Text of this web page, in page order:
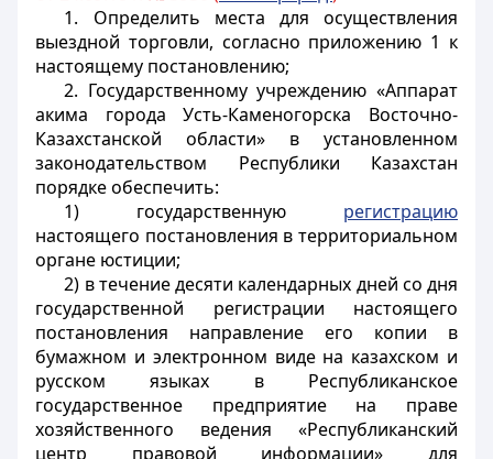
1. Определить места для осуществления
выездной торговли, согласно приложению 1 к
настоящему постановлению;
2. Государственному учреждению «Аппарат
акима города Усть-Каменогорска Восточно-
Казахстанской области» в установленном
законодательством Республики Казахстан
порядке обеспечить:
1) государственную регистрацию
настоящего постановления в территориальном
органе юстиции;
2) в течение десяти календарных дней со дня
государственной регистрации настоящего
постановления направление его копии в
бумажном и электронном виде на казахском и
русском языках в Республиканское
государственное предприятие на праве
хозяйственного ведения «Республиканский
центр правовой информации» для